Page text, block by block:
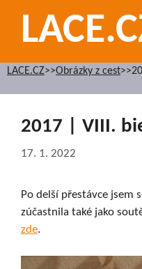
obsah
LACE.CZ>>Obrázky z cest>>
2017 | VIII.
17. 1. 2022
Po delší přestávce jsem
zúčastnila také jako
zde.